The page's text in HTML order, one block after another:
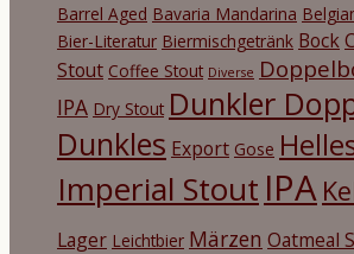
Barrel Aged Bavaria Mandarina
Bier-Literatur Biermischgetränk Bock
Stout Coffee Stout Diverse
IPA Dry Stout Dunkler
Dunkles Export Gose
Imperial Stout IPA
Lager Leichtbier Märzen Oatmeal